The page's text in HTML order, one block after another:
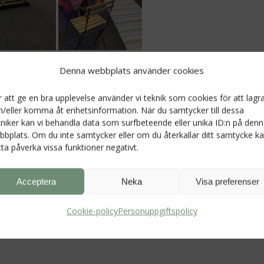
Denna webbplats använder cookies
att ge en bra upplevelse använder vi teknik som cookies för att lagra
eller komma åt enhetsinformation. När du samtycker till dessa
kan vi behandla data som surfbeteende eller unika ID:n på
Om du inte samtycker eller om du återkallar ditt samtycke
påverka vissa funktioner negativt.
Acceptera Neka Visa preferenser
Cookie-policyPersonuppgiftspolicy
ska få en Destinationsutvecklare (om jag minns
att vi får någon som har en del av Marias kvaliteter för
Strängnäs.
eller dig som redan nu längtar efter nästa gång! Jo, det
och då faktiskt ännu bättre, om Jan, Maria och Linde
då ska jag lusläsa programmet i förväg så att jag kan
ändå få tid att mingla runt i hallen.